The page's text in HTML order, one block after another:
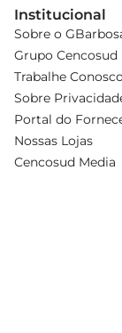
Institucional
Sobre o
Grupo Cencosud
Trabalhe
Sobre
Portal do
Nossas Lojas
Cencosud Media